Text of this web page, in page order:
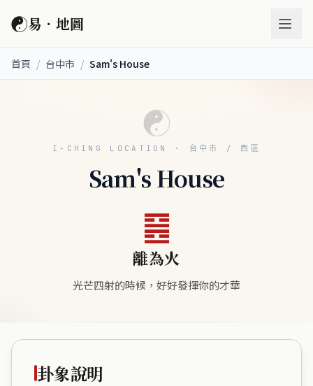
☯易．地圖
首頁 / 台中市 / Sam's House
☯
I-CHING LOCATION · 台中市 / 西區
Sam's House
䷝
離為火
光芒四射的時候，好好發揮你的才華
卦象說明